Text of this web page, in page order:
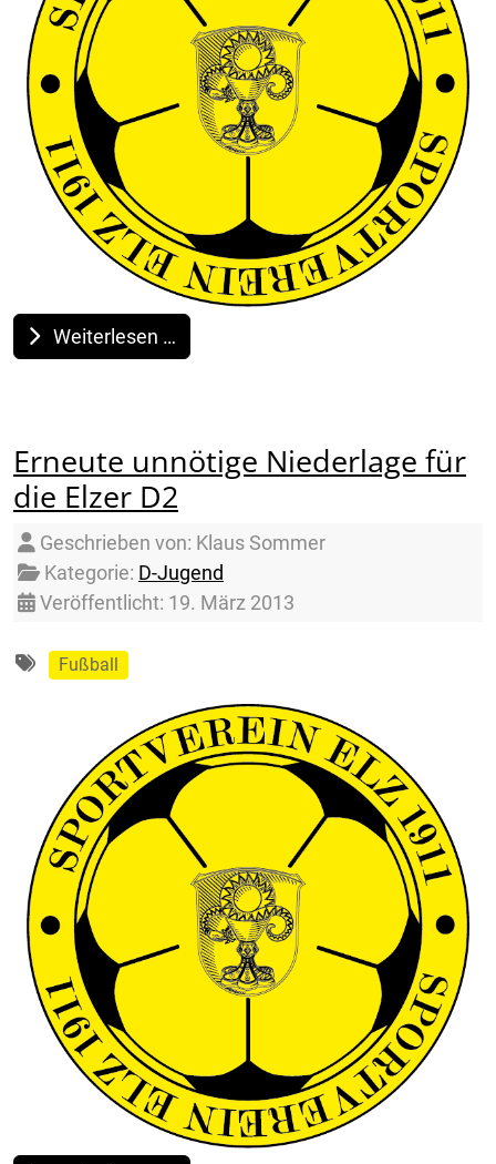
Weiterlesen …
Erneute unnötige Niederlage für
die Elzer D2
Details
Geschrieben von: Klaus Sommer
Kategorie: D-Jugend
Veröffentlicht: 19. März 2013
Fußball